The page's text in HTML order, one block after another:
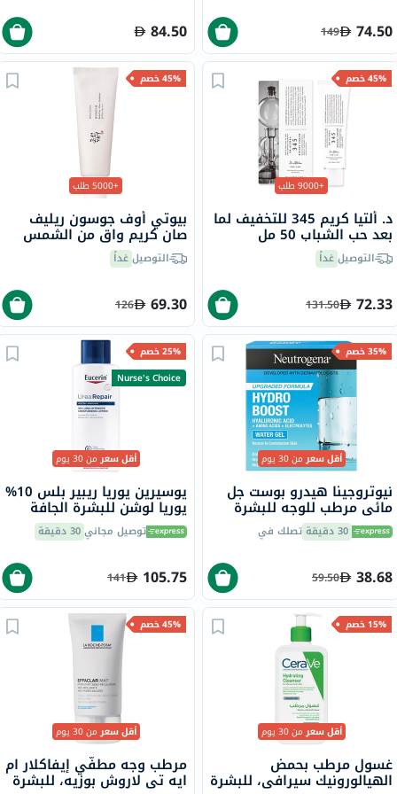
74.50
149
84.50
45% خصم
+9000 طلب
د. ألتيا كريم 345 للتخفيف لما
بعد حب الشباب 50 مل
التوصيلغداً
72.33
131.50
45% خصم
+5000 طلب
بيوتي أوف جوسون ريليف
صان كريم واقٍ من الشمس
عضوي بلأرز والبروبيوتيك
التوصيلغداً
69.30
126
35% خصم
أقل سعرمن 30 يوم
نيوتروجينا هيدرو بوست جل
مائي مرطب للوجه للبشرة
العادية إلى المختلطة 50 مل
30 دقيقة تصلك في
38.68
59.50
25% خصم
Nurse's Choice
أقل سعرمن 30 يوم
يوسيرين يوريا ريبير بلس 10%
يوريا لوشن للبشرة الجافة
والخشنة 250 ملتوصيل مجاني30 دقيقة
105.75
141
15% خصم
أقل سعرمن 30 يوم
غسول مرطب بحمض
الهيالورونيك سيرافي، للبشرة
45% خصم
أقل سعرمن 30 يوم
مرطب وجه مطفّي إيفاكلار ام
ايه تي لاروش بوزيه، للبشرة